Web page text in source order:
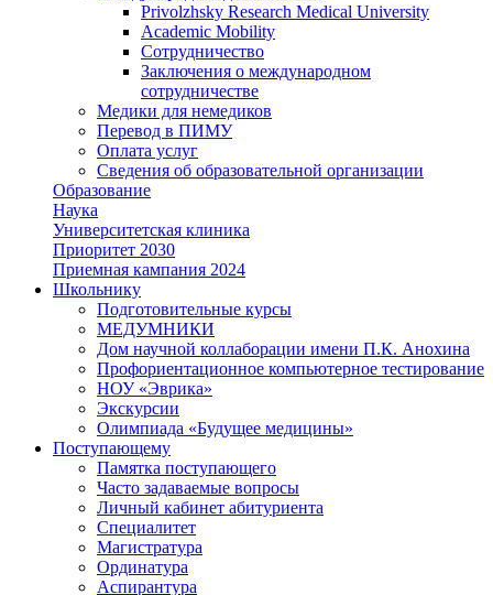
Privolzhsky Research Medical University
Academic Mobility
Сотрудничество
Заключения о международном
сотрудничестве
Медики для немедиков
Перевод в ПИМУ
Оплата услуг
Сведения об образовательной организации
Образование
Наука
Университетская клиника
Приоритет 2030
Приемная кампания 2024
Школьнику
Подготовительные курсы
МЕДУМНИКИ
Дом научной коллаборации имени П.К. Анохина
Профориентационное компьютерное тестирование
НОУ «Эврика»
Экскурсии
Олимпиада «Будущее медицины»
Поступающему
Памятка поступающего
Часто задаваемые вопросы
Личный кабинет абитуриента
Специалитет
Магистратура
Ординатура
Аспирантура